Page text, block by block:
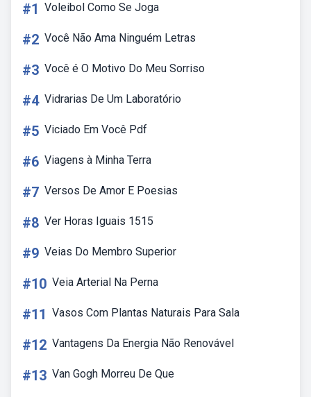
#1 Voleibol Como Se Joga
#2 Você Não Ama Ninguém Letras
#3 Você é O Motivo Do Meu Sorriso
#4 Vidrarias De Um Laboratório
#5 Viciado Em Você Pdf
#6 Viagens à Minha Terra
#7 Versos De Amor E Poesias
#8 Ver Horas Iguais 1515
#9 Veias Do Membro Superior
#10 Veia Arterial Na Perna
#11 Vasos Com Plantas Naturais Para Sala
#12 Vantagens Da Energia Não Renovável
#13 Van Gogh Morreu De Que